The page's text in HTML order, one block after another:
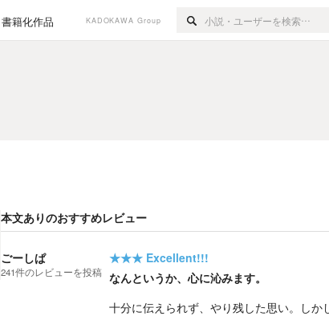
書籍化作品 KADOKAWA Group
本文ありのおすすめレビュー
ごーしぱ
241件のレビューを投稿
★★★ Excellent!!!
なんというか、心に沁みます。
十分に伝えられず、やり残した思い。しか